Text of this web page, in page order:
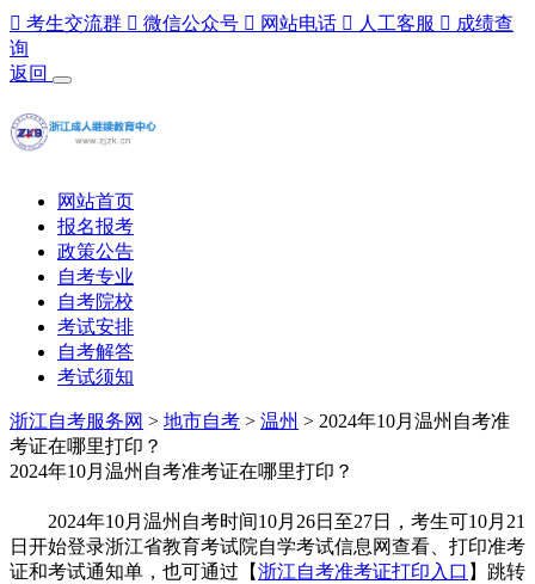
 考生交流群  微信公众号  网站电话  人工客服  成绩查
询
返回
网站首页
报名报考
政策公告
自考专业
自考院校
考试安排
自考解答
考试须知
浙江自考服务网 > 地市自考 > 温州 > 2024年10月温州自考准
考证在哪里打印？
2024年10月温州自考准考证在哪里打印？
2024年10月温州自考时间10月26日至27日，考生可10月21
日开始登录浙江省教育考试院自学考试信息网查看、打印准考
证和考试通知单，也可通过【浙江自考准考证打印入口 】跳转